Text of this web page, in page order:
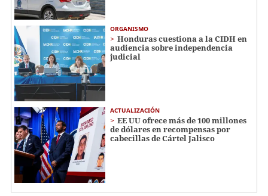
ORGANISMO
Honduras cuestiona a la CIDH en
audiencia sobre independencia
judicial
ACTUALIZACIÓN
EE UU ofrece más de 100 millones
de dólares en recompensas por
cabecillas de Cártel Jalisco